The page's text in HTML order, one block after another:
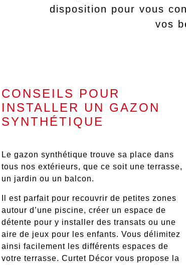
disposition pour vous
vos
CONSEILS POUR
INSTALLER UN GAZON
SYNTHÉTIQUE
Le gazon synthétique trouve sa place dans
tous nos extérieurs, que ce soit une terrasse,
un jardin ou un balcon.
Il est parfait pour recouvrir de petites zones
autour d’une piscine, créer un espace de
détente pour y installer des transats ou une
aire de jeux pour les enfants. Vous délimitez
ainsi facilement les différents espaces de
votre terrasse. Curtet Décor vous propose la